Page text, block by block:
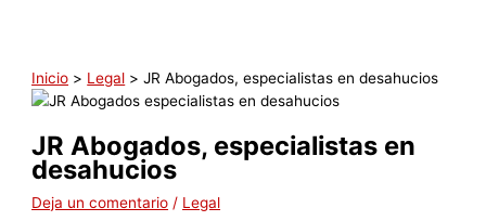
Inicio Legal JR Abogados, especialistas en desahucios
JR Abogados, especialistas en
desahucios
Deja un comentario / Legal